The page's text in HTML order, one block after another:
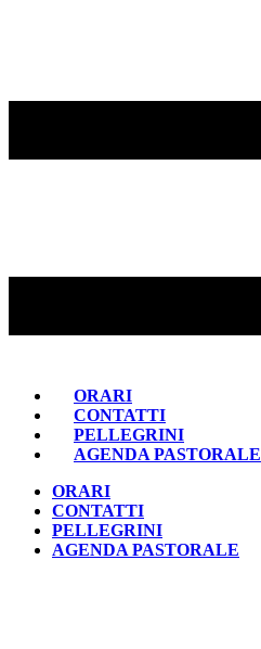
ORARI
CONTATTI
PELLEGRINI
AGENDA PASTORALE
ORARI
CONTATTI
PELLEGRINI
AGENDA PASTORALE